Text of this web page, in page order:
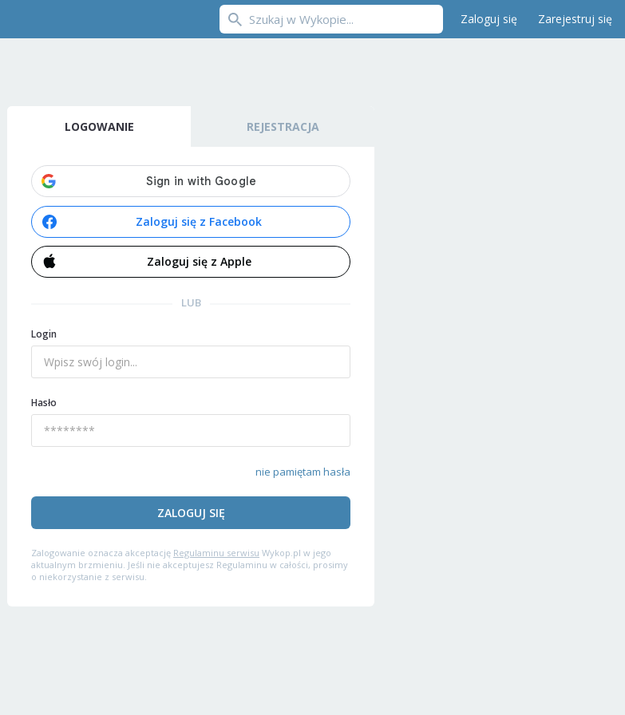
Zaloguj się Zarejestruj się
LOGOWANIE REJESTRACJA
Zaloguj się z Facebook
Zaloguj się z Apple
LUB
Login
Hasło
nie pamiętam hasła
ZALOGUJ SIĘ
Zalogowanie oznacza akceptację Regulaminu serwisu Wykop.pl w jego
aktualnym brzmieniu. Jeśli nie akceptujesz Regulaminu w całości, prosimy
o niekorzystanie z serwisu.